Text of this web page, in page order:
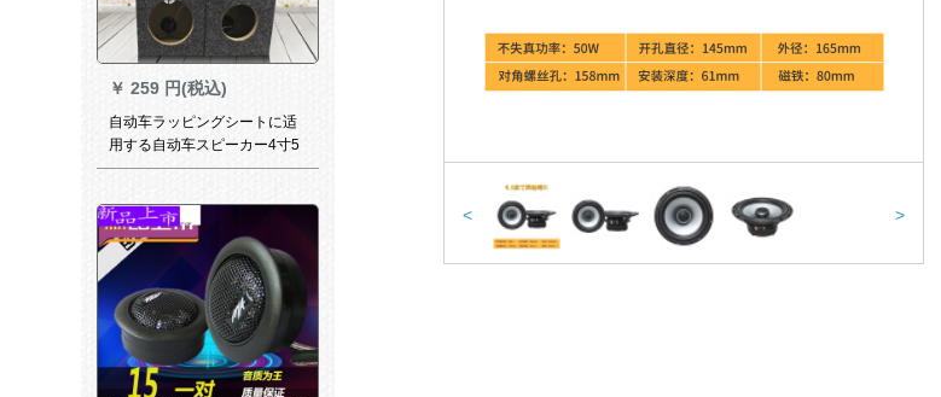
￥ 259 円(税込)
自动车ラッピングシートに适
用する自动车スピーカー4寸5
寸6.5寸6*9空箱体6.5寸4角形
< >